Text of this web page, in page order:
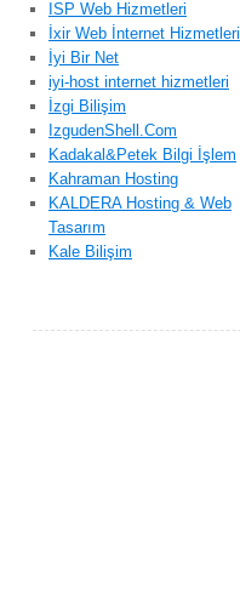
ISP Web Hizmetleri
İxir Web İnternet Hizmetleri
İyi Bir Net
iyi-host internet hizmetleri
İzgi Bilişim
IzgudenShell.Com
Kadakal&Petek Bilgi İşlem
Kahraman Hosting
KALDERA Hosting & Web
Tasarım
Kale Bilişim